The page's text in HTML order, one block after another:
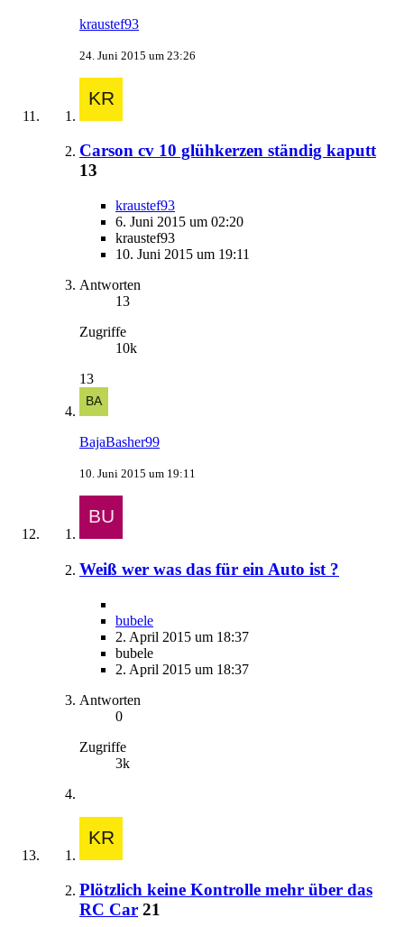
kraustef93
24. Juni 2015 um 23:26
Carson cv 10 glühkerzen ständig kaputt
13
kraustef93
6. Juni 2015 um 02:20
kraustef93
10. Juni 2015 um 19:11
Antworten
13
Zugriffe
10k
13
BajaBasher99
10. Juni 2015 um 19:11
Weiß wer was das für ein Auto ist ?
bubele
2. April 2015 um 18:37
bubele
2. April 2015 um 18:37
Antworten
0
Zugriffe
3k
Plötzlich keine Kontrolle mehr über das
RC Car 21